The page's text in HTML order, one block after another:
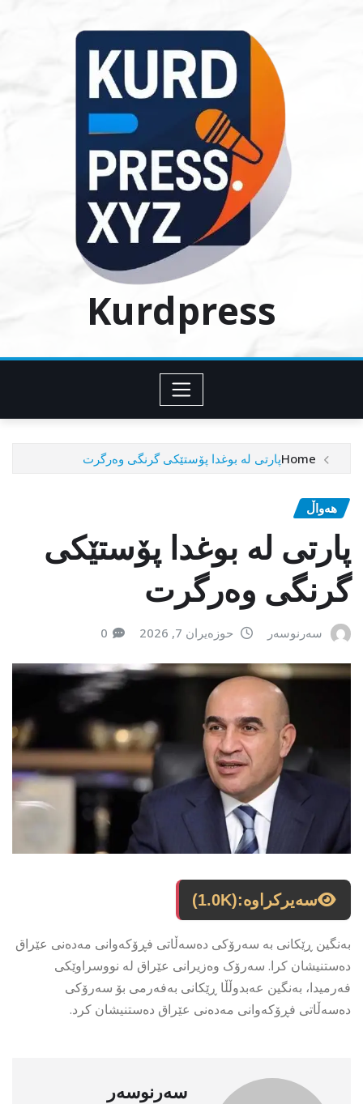
Kurdpress
Homeپارتی لە بوغدا پۆستێکی گرنگی وەرگرت
هەواڵ
پارتی لە بوغدا پۆستێکی
گرنگی وەرگرت
سەرنوسەر حوزەیران 7, 2026 0
سەیرکراوە:(1.0K)
بەنگین ڕێکانی بە سەرۆکی دەسەڵاتی فڕۆکەوانی مەدەنی عێراق
دەستنیشان کرا. سەرۆک وەزیرانی عێراق لە نووسراوێکی
فەرمیدا، بەنگین عەبدوڵڵا ڕێکانی بەفەرمی بۆ سەرۆکی
دەسەڵاتی فڕۆکەوانی مەدەنی عێراق دەستنیشان کرد.
سەرنوسەر